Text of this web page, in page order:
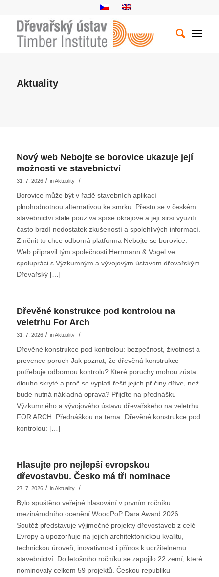
Aktuality
Nový web Nebojte se borovice ukazuje její
možnosti ve stavebnictví
31. 7. 2026 / inAktuality /
Borovice může být v řadě stavebních aplikací
plnohodnotnou alternativou ke smrku. Přesto se v českém
stavebnictví stále používá spíše okrajově a její širší využití
často brzdí nedostatek zkušeností a spolehlivých informací.
Změnit to chce odborná platforma Nebojte se borovice.
Web připravil tým společnosti Herrmann & Vogel ve
spolupráci s Výzkumným a vývojovým ústavem dřevařským.
Dřevařský […]
Dřevěné konstrukce pod kontrolou na
veletrhu For Arch
31. 7. 2026 / inAktuality /
Dřevěné konstrukce pod kontrolou: bezpečnost, životnost a
prevence poruch Jak poznat, že dřevěná konstrukce
potřebuje odbornou kontrolu? Které poruchy mohou zůstat
dlouho skryté a proč se vyplatí řešit jejich příčiny dříve, než
bude nutná nákladná oprava? Přijďte na přednášku
Výzkumného a vývojového ústavu dřevařského na veletrhu
FOR ARCH. Přednáškou na téma „Dřevěné konstrukce pod
kontrolou: […]
Hlasujte pro nejlepší evropskou
dřevostavbu. Česko má tři nominace
27. 7. 2026 / inAktuality /
Bylo spuštěno veřejné hlasování v prvním ročníku
mezinárodního ocenění WoodPoP Dara Award 2026.
Soutěž představuje výjimečné projekty dřevostaveb z celé
Evropy a upozorňuje na jejich architektonickou kvalitu,
technickou úroveň, inovativnost i přínos k udržitelnému
stavebnictví. Do letošního ročníku se zapojilo 22 zemí, které
nominovaly celkem 59 projektů. Českou republiku